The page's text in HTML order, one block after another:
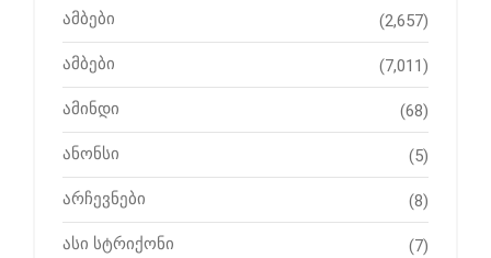
ამბები (2,657)
ამბები (7,011)
ამინდი (68)
ანონსი (5)
არჩევნები (8)
ასი სტრიქონი (7)